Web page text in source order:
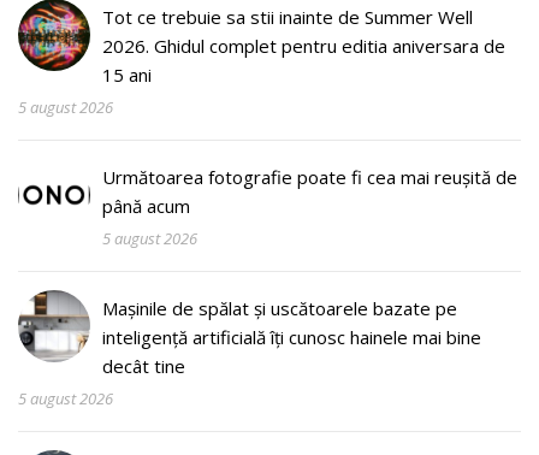
Tot ce trebuie sa stii inainte de Summer Well
2026. Ghidul complet pentru editia aniversara de
15 ani
5 august 2026
Următoarea fotografie poate fi cea mai reușită de
până acum
5 august 2026
Mașinile de spălat și uscătoarele bazate pe
inteligență artificială îți cunosc hainele mai bine
decât tine
5 august 2026